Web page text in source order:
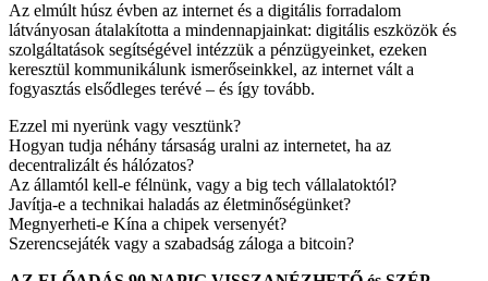
Az elmúlt húsz évben az internet és a digitális forradalom
látványosan átalakította a mindennapjainkat: digitális eszközök és
szolgáltatások segítségével intézzük a pénzügyeinket, ezeken
keresztül kommunikálunk ismerőseinkkel, az internet vált a
fogyasztás elsődleges terévé – és így tovább.
Ezzel mi nyerünk vagy vesztünk?
Hogyan tudja néhány társaság uralni az internetet, ha az
decentralizált és hálózatos?
Az államtól kell-e félnünk, vagy a big tech vállalatoktól?
Javítja-e a technikai haladás az életminőségünket?
Megnyerheti-e Kína a chipek versenyét?
Szerencsejáték vagy a szabadság záloga a bitcoin?